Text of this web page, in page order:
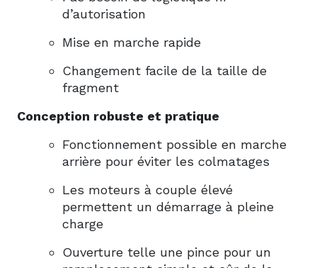
d’autorisation
Mise en marche rapide
Changement facile de la taille de
fragment
Conception robuste et pratique
Fonctionnement possible en marche
arrière pour éviter les colmatages
Les moteurs à couple élevé
permettent un démarrage à pleine
charge
Ouverture telle une pince pour un